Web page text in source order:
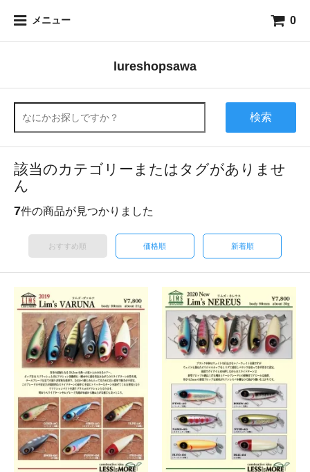
メニュー 0
lureshopsawa
検索
該当のカテゴリーまたはタグがありませ
ん
7件の商品が見つかりました
おすすめ順 価格順 新着順